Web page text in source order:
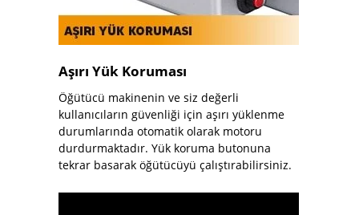
Aşırı Yük Koruması
Öğütücü makinenin ve siz değerli
kullanıcıların güvenliği için aşırı yüklenme
durumlarında otomatik olarak motoru
durdurmaktadır. Yük koruma butonuna
tekrar basarak öğütücüyü çalıştırabilirsiniz.